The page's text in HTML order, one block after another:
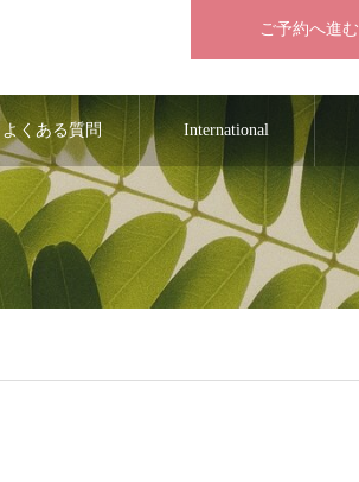
ご予約へ進む
よくある質問 International